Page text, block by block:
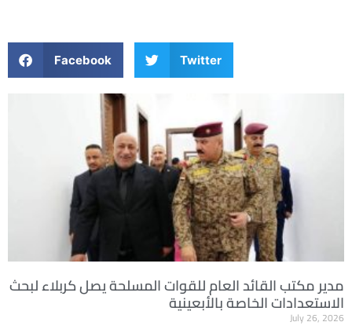
Facebook Twitter
مدير مكتب القائد العام للقوات المسلحة يصل كربلاء لبحث
الاستعدادات الخاصة بالأبعينية
July 26, 2026